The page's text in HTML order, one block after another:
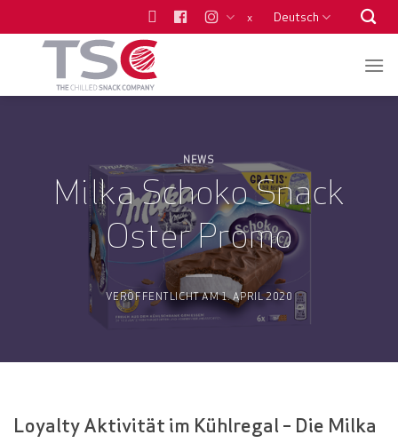
Inhalt
x Deutsch
NEWS
Milka Schoko Snack
Oster Promo
VERÖFFENTLICHT AM1. APRIL 2020
Loyalty Aktivität im Kühlregal – Die Milka